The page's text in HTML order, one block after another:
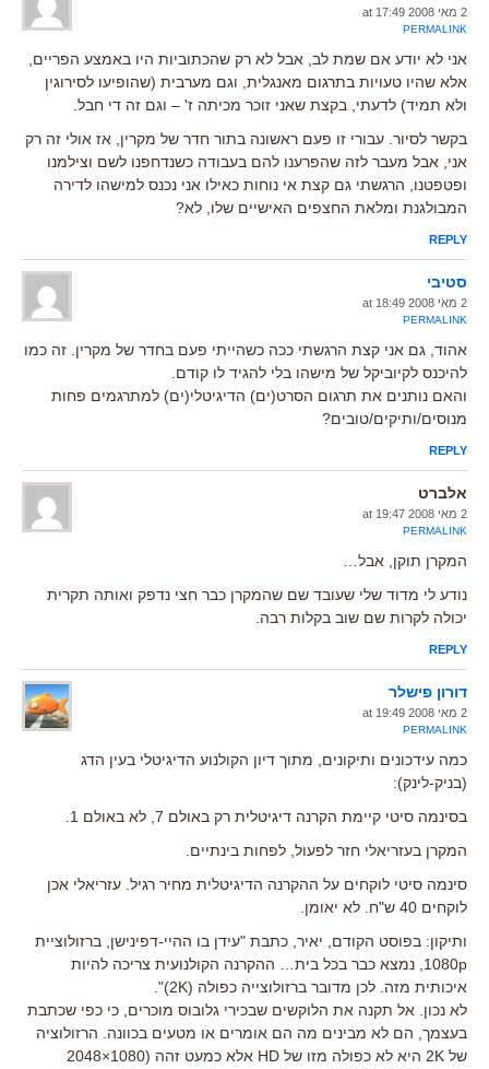
2 מאי 2008 at 17:49
PERMALINK
אני לא יודע אם שמת לב, אבל לא רק שהכתוביות היו באמצע הפריים,
אלא שהיו טעויות בתרגום מאנגלית, וגם מערבית (שהופיעו לסירוגין
ולא תמיד) לדעתי, בקצת שאני זוכר מכיתה ז' – וגם זה די חבל.
בקשר לסיור. עבורי זו פעם ראשונה בתור חדר של מקרין, אז אולי זה רק
אני, אבל מעבר לזה שהפרענו להם בעבודה כשנדחפנו לשם וצילמנו
ופטפטנו, הרגשתי גם קצת אי נוחות כאילו אני נכנס למישהו לדירה
המבולגנת ומלאת החצפים האישיים שלו, לא?
REPLY
סטיבי
2 מאי 2008 at 18:49
PERMALINK
אהוד, גם אני קצת הרגשתי ככה כשהייתי פעם בחדר של מקרין. זה כמו
להיכנס לקיוביקל של מישהו בלי להגיד לו קודם.
והאם נותנים את תרגום הסרט(ים) הדיגיטלי(ים) למתרגמים פחות
מנוסים/ותיקים/טובים?
REPLY
אלברט
2 מאי 2008 at 19:47
PERMALINK
המקרן תוקן, אבל…
נודע לי מדוד שלי שעובד שם שהמקרן כבר חצי נדפק ואותה תקרית
יכולה לקרות שם שוב בקלות רבה.
REPLY
דורון פישלר
2 מאי 2008 at 19:49
PERMALINK
כמה עידכונים ותיקונים, מתוך דיון הקולנוע הדיגיטלי בעין הדג
(בניק-לינק):
בסינמה סיטי קיימת הקרנה דיגיטלית רק באולם 7, לא באולם 1.
המקרן בעזריאלי חזר לפעול, לפחות בינתיים.
סינמה סיטי לוקחים על ההקרנה הדיגיטלית מחיר רגיל. עזריאלי אכן
לוקחים 40 ש"ח. לא יאומן.
ותיקון: בפוסט הקודם, יאיר, כתבת "עידן בו ההיי-דפינישן, ברזולוציית
1080p, נמצא כבר בכל בית… ההקרנה הקולנועית צריכה להיות
איכותית מזה. לכן מדובר ברזולוצייה כפולה (2K)".
לא נכון. אל תקנה את הלוקשים שבכירי גלובוס מוכרים, כי כפי שכתבת
בעצמך, הם לא מבינים מה הם אומרים או מטעים בכוונה. הרזולוציה
של 2K היא לא כפולה מזו של HD אלא כמעט זהה (1080×2048